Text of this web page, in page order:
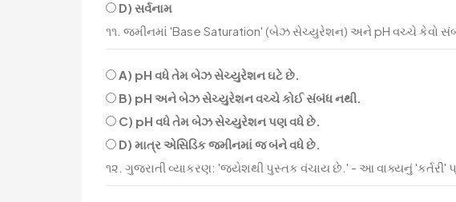
D) સર્વનામ
૧૧. જમીનમાં 'Base Saturation' (બેઝ સેચ્યુરેશન) અને pH વચ્ચે કેવો
A) pH વધે તેમ બેઝ સેચ્યુરેશન ઘટે છે.
B) pH અને બેઝ સેચ્યુરેશન વચ્ચે કોઈ સંબંધ નથી.
C) pH વધે તેમ બેઝ સેચ્યુરેશન પણ વધે છે.
D) માત્ર એસિડિક જમીનમાં જ બંને વધે છે.
૧૨. ગુજરાતી વ્યાકરણ: 'જયેશથી પુસ્તક વંચાય છે.' - આ વાક્યનું 'કર્તરી'